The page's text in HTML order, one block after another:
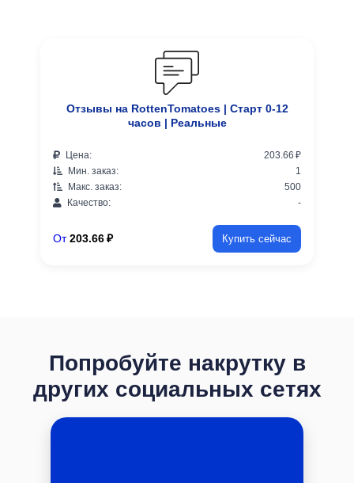
Отзывы на RottenTomatoes | Старт 0-12
часов | Реальные
Цена:
203.66 ₽
Мин. заказ:
1
Макс. заказ:
500
Качество:
-
От 203.66 ₽ Купить сейчас
Попробуйте накрутку в
других социальных сетях